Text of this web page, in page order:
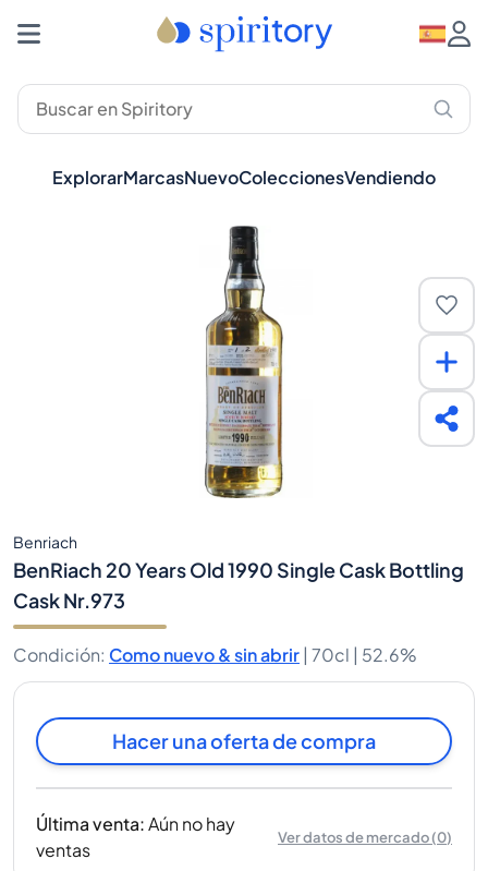
ExplorarMarcasNuevoColeccionesVendiendo
Benriach
BenRiach 20 Years Old 1990 Single Cask Bottling
Cask Nr.973
Condición: Como nuevo & sin abrir | 70cl | 52.6%
Hacer una oferta de compra
Última venta:Aún no hay
ventas
Ver datos de mercado(0)